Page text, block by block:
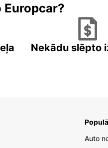
Europcar?
Nekādu slēpto
Auto